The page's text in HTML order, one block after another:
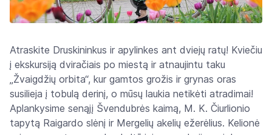
Atraskite Druskininkus ir apylinkes ant dviejų ratų! Kviečiu
į ekskursiją dviračiais po miestą ir atnaujintu taku
„Žvaigdžių orbita“, kur gamtos grožis ir grynas oras
susilieja į tobulą derinį, o mūsų laukia netikėti atradimai!
Aplankysime senąjį Švendubrės kaimą, M. K. Čiurlionio
tapytą Raigardo slėnį ir Mergelių akelių ežerėlius. Kelionė